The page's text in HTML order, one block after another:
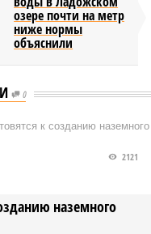
озере почти на метр
ниже нормы
объяснили
0
к созданию наземного
наземного
2121